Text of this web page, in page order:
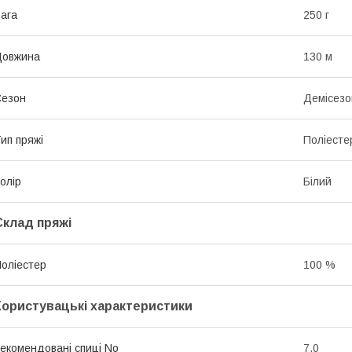
250 г
130 м
пряжі
Білий
пряжі
100 %
характеристики
спиці No 7,0